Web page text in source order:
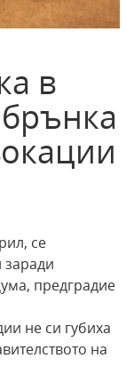
в
се
заради
предградие
не си губиха
на